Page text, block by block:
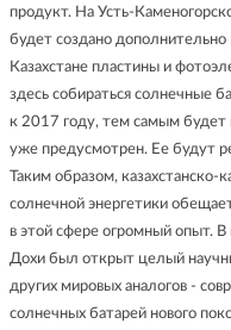
продукт. На Усть-
будет создано
Казахстане пластины и
здесь собираться солнечные
к 2017 году, тем самым
уже предусмотрен. Ее будут
Таким образом, казахстанско-
солнечной энергетики
в этой сфере огромный опыт.
Дохи был открыт целый
других мировых аналогов -
солнечных батарей нового